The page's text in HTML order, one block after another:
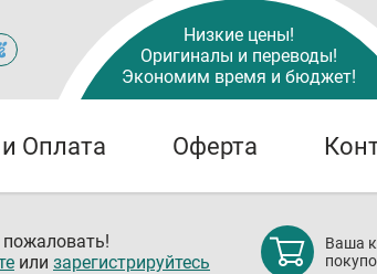
Низкие цены!
Оригиналы и переводы!
Экономим время и бюджет!
Оплата Оферта
или зарегистрируйтесь
Ваша